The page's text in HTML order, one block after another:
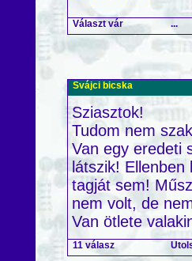
Választ vár ...
Svájci bicska
Sziasztok!
Tudom nem
Van egy eredeti
látszik!
tagját sem!
nem volt, de
Van ötlete
11 válasz